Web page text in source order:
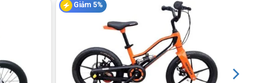
Giảm 5%